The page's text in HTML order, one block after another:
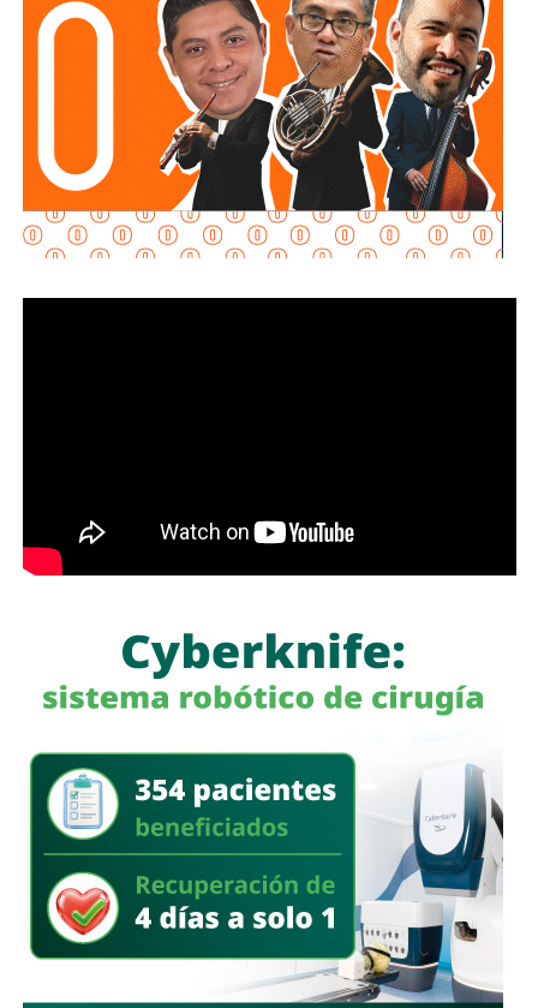
Galindo Ceballos explicó que las patrullas de la
corporación cuentan con sistemas de geolocalización
(GPS) y cámaras de videovigilancia, herramientas que
permitirán reconstruir lo ocurrido y determinar si existió
alguna irregularidad por parte de los agentes involucrados.
Afortunadamente las patrullas traen GPS, traen
cinco cámaras, vamos a poder tener mucha
evidencia . Si los policías actuaron mal, desde luego que
separar”, sostuvo.
Porque tampoco en el video se ve nada claro, la verdad es
que no se define nada”, señaló.
declaraciones de la titular de la Fiscalía General del
Estado, quien habría señalado que el sitio donde
ocurrieron los hechos es un punto identificado por las
autoridades. Al respecto, cuestionó por qué ese lugar
no ha sido intervenido previamente